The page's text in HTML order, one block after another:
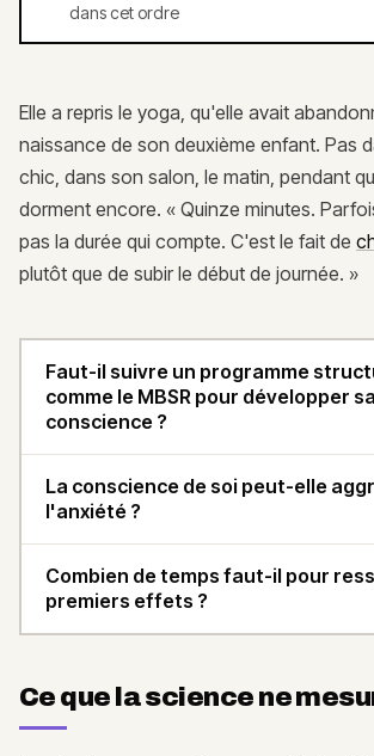
dans cet ordre
Elle a repris le yoga, qu'elle avait
naissance de son deuxième enfant. Pas
chic, dans son salon, le matin, pendant
dorment encore. « Quinze minutes.
pas la durée qui compte. C'est le fait de
plutôt que de subir le début de journée. »
Faut-il suivre un programme
comme le MBSR pour développer sa
conscience ?
La conscience de soi peut-elle
l'anxiété ?
Combien de temps faut-il pour
premiers effets ?
Ce que la science ne